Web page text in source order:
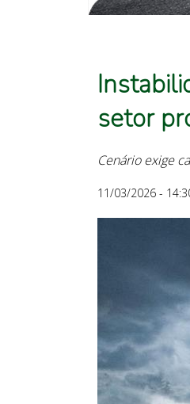
setor
Cenário exige
11/03/2026 -